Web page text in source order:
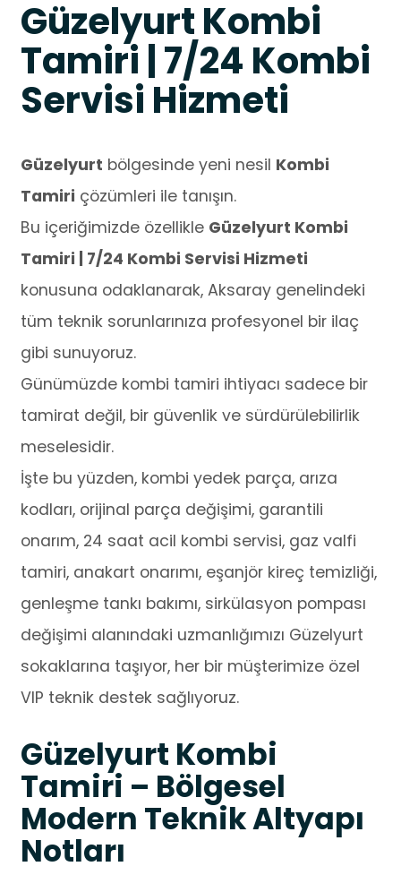
Güzelyurt Kombi
Tamiri | 7/24 Kombi
Servisi Hizmeti
Güzelyurt bölgesinde yeni nesil Kombi
Tamiri çözümleri ile tanışın.
Bu içeriğimizde özellikle Güzelyurt Kombi
Tamiri | 7/24 Kombi Servisi Hizmeti
konusuna odaklanarak, Aksaray genelindeki
tüm teknik sorunlarınıza profesyonel bir ilaç
gibi sunuyoruz.
Günümüzde kombi tamiri ihtiyacı sadece bir
tamirat değil, bir güvenlik ve sürdürülebilirlik
meselesidir.
İşte bu yüzden, kombi yedek parça, arıza
kodları, orijinal parça değişimi, garantili
onarım, 24 saat acil kombi servisi, gaz valfi
tamiri, anakart onarımı, eşanjör kireç temizliği,
genleşme tankı bakımı, sirkülasyon pompası
değişimi alanındaki uzmanlığımızı Güzelyurt
sokaklarına taşıyor, her bir müşterimize özel
VIP teknik destek sağlıyoruz.
Güzelyurt Kombi
Tamiri – Bölgesel
Modern Teknik Altyapı
Notları